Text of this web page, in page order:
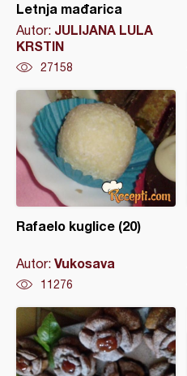
Letnja mađarica
Autor: JULIJANA LULA
KRSTIN
27158
Rafaelo kuglice (20)
Autor: Vukosava
11276